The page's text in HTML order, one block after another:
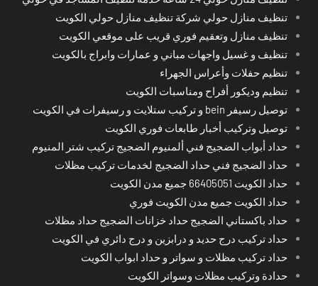
تنظيف منازل حولي شركة تنظيف منازل حولي الكويت
تنظيف منازل وتعقيم فوري قريب على موقعي الكويت
تنظيف و غسيل واجهات مباني و عمارات وابراج بالكويت
تنظيم حفلات وأعراس الجهراء
تنظيم وديكور أفراح ومناسبات الكويت
توصيل رسيفر bein و تركيب ستلايت و رسيفرات في الكويت
توصيل وتركيب أخبار طابعات فوري الكويت
حداد أبواب الضجيج فني ألمنيوم الضجيج تركيب شتر المنيوم
حداد الضجيج فني حداد الضجيج لخدمات تركيب مظلات
حداد الكويت 66405051 جميع مدن الكويت
حداد الكويت جميع مدن الكويت فوري
حداد باكستاني الضجيج حداد خزانات الضجيج حداد مظلات
حداد تركيب درج حديد و درابزين و درج دائري في الكويت
حداد تركيب مظلات و سواتر و حداد ابواب الكويت
حدادة وتركيب مظلات وسواتر الكويت